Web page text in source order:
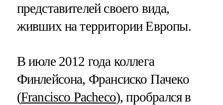
представителей своего вида,
живших на территории Европы.
В июле 2012 года коллега
Финлейсона, Франсиско Пачеко
(Francisco Pacheco), пробрался в